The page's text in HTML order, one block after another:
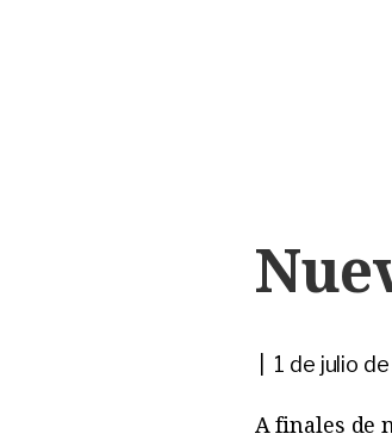
| 1 de julio
A finales de